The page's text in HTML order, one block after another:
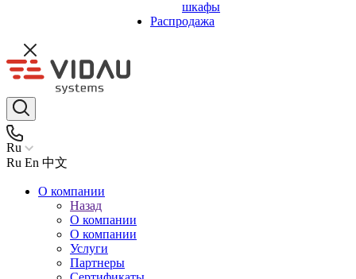
шкафы
Распродажа
Ru
Ru En 中文
О компании
Назад
О компании
О компании
Услуги
Партнеры